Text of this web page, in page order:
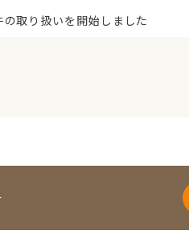
取り扱いを開始しました